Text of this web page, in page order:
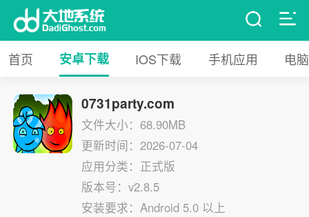
首页 安卓下载 IOS下载 手机应用 电
0731party.com
文件大小：68.90MB
更新时间：2026-07-04
应用分类：正式版
版本号：v2.8.5
安装要求：Android 5.0 以上